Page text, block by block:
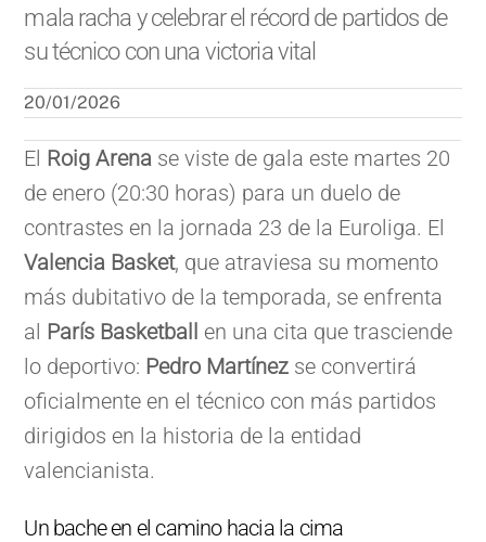
mala racha y celebrar el récord de partidos de
su técnico con una victoria vital
20/01/2026
El Roig Arena se viste de gala este martes 20
de enero (20:30 horas) para un duelo de
contrastes en la jornada 23 de la Euroliga. El
Valencia Basket, que atraviesa su momento
más dubitativo de la temporada, se enfrenta
al París Basketball en una cita que trasciende
lo deportivo: Pedro Martínez se convertirá
oficialmente en el técnico con más partidos
dirigidos en la historia de la entidad
valencianista.
Un bache en el camino hacia la cima